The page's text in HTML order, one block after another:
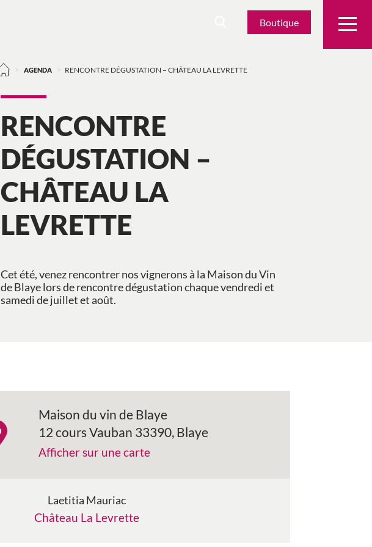
Boutique
> AGENDA > RENCONTRE DÉGUSTATION – CHÂTEAU LA LEVRETTE
RENCONTRE
DÉGUSTATION –
CHÂTEAU LA
LEVRETTE
Cet été, venez rencontrer nos vignerons à la Maison du Vin
de Blaye lors de rencontre dégustation chaque vendredi et
samedi de juillet et août.
Maison du vin de Blaye
12 cours Vauban 33390, Blaye
Afficher sur une carte
Laetitia Mauriac
Château La Levrette